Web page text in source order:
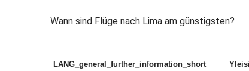
Wann sind Flüge nach Lima am günstigsten?
LANG_general_further_information_short